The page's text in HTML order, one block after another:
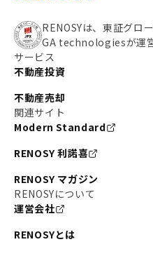
RENOSYは、東証グロ
GA technologiesが運営
サービス
不動産投資
不動産売却
関連サイト
Modern Standard
RENOSY 利諾喜
RENOSY マガジン
RENOSYについて
運営会社
RENOSYとは